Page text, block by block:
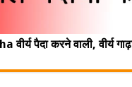
पैदा करने वाली, वीर्य